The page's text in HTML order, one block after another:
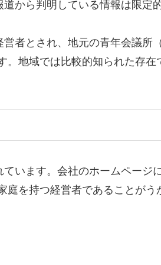
から判明している情報は限定的
者とされ、地元の青年会議所
。地域では比較的知られた存在
います。会社のホームページ
を持つ経営者であることがう